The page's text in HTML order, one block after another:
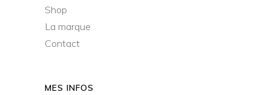
Shop
La marque
Contact
MES INFOS